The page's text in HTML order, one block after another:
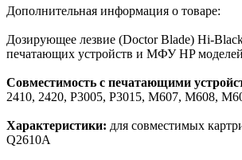
Дополнительная информация о товаре:
Дозирующее лезвие (Doctor Blade) Hi-
печатающих устройств и МФУ HP
Совместимость с печатающими
2410, 2420, P3005, P3015, M607, M608,
Характеристики: для совместимых
Q2610A